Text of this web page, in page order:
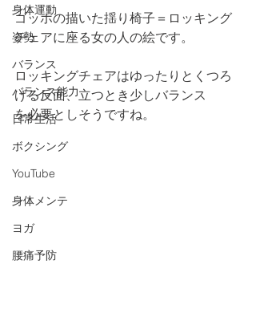
身体運動
姿勢
バランス
バランス能力
日常生活
ボクシング
YouTube
身体メンテ
ヨガ
腰痛予防
ゴッホの描いた揺り椅子＝ロッキング
チェアに座る女の人の絵です。
ロッキングチェアはゆったりとくつろ
げる反面、立つとき少しバランス
を必要としそうですね。